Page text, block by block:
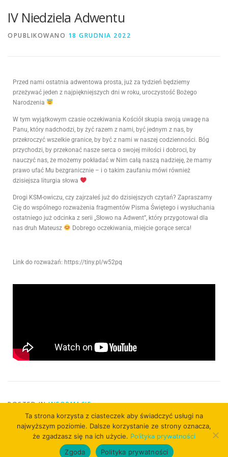
IV Niedziela Adwentu
OPUBLIKOWANO 18 GRUDNIA 2022
Przed nami ostatnia adwentowa prosta, już za tydzień będziemy
przeżywać jeden z najpiękniejszych dni w roku, uroczystość Bożego
Narodzenia
W tym wyjątkowym czasie oczekiwania Kościół skupia swoją uwagę na
Panu, który nadchodzi, by żyć razem z nami, być jednym z nas, by
przekroczyć wszelkie granice, by być z nami w naszej codzienności. Bóg
przychodzi, by przekonać nasze serca o swojej miłości i dobroci, by
nauczyć nas, że możemy pokładać w Nim całą naszą nadzieję, że mamy
prawo ufać Mu bezgranicznie – i o takim zaufaniu mówi również
dzisiejsza liturgia słowa
Drogi KSM-owiczu, czy zajrzałeś już do dzisiejszych czytań? Zapraszamy
Cię do wspólnego rozważenia fragmentów Pisma Świętego i wysłuchania
ostatniego już odcinka z serii „Słowo na Adwent”, który przygotował dla
nas druh Mateusz
Dobrego oczekiwania, miejcie gorące serca!
Link do rozważań: https://tiny.pl/w52pq
POSTED ININFORMACJE
Ta strona korzysta z ciasteczek aby świadczyć usługi na
najwyższym poziomie. Dalsze korzystanie ze strony oznacza,
że zgadzasz się na ich użycie. Polityka prywatności
Zgoda
Polityka prywatności